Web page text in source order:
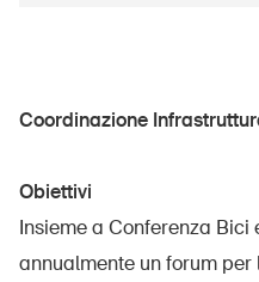
Coordinazione
Obiettivi
Insieme a Conferenza Bici
annualmente un forum per